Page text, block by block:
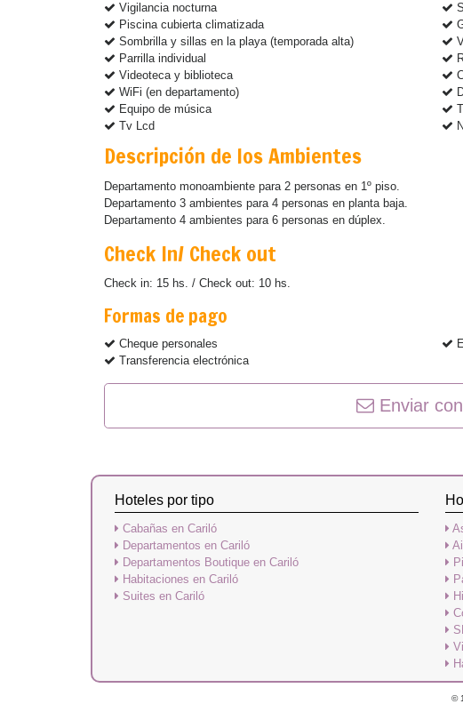
Vigilancia nocturna
Piscina cubierta climatizada
Sombrilla y sillas en la playa (temporada alta)
Parrilla individual
Videoteca y biblioteca
WiFi (en departamento)
Equipo de música
Tv Lcd
Descripción de los Ambientes
Departamento monoambiente para 2 personas en 1º piso.
Departamento 3 ambientes para 4 personas en planta baja.
Departamento 4 ambientes para 6 personas en dúplex.
Check In/ Check out
Check in: 15 hs. / Check out: 10 hs.
Formas de pago
Cheque personales
Transferencia electrónica
Enviar
Hoteles por tipo
Cabañas en Cariló
Departamentos en Cariló
Departamentos Boutique en Cariló
Habitaciones en Cariló
Suites en Cariló
©